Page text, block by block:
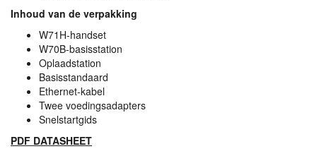
Inhoud van de verpakking
W71H-handset
W70B-basisstation
Oplaadstation
Basisstandaard
Ethernet-kabel
Twee voedingsadapters
Snelstartgids
PDF DATASHEET